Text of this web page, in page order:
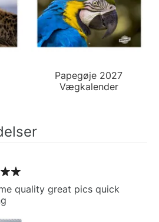
Papegøje 2027
Vægkalender
quality great pics quick